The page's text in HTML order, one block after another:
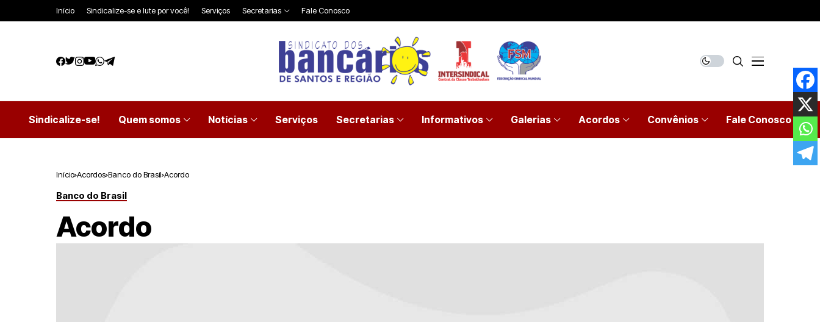
Início Sindicalize-se e lute por você! Serviços Secretarias Fale Conosco
Sindicalize-se! Quem somos Notícias Serviços Secretarias Informativos Galerias Acordos Convênios Fale Conosco
Início Acordos Banco do Brasil Acordo
Banco do Brasil
Acordo